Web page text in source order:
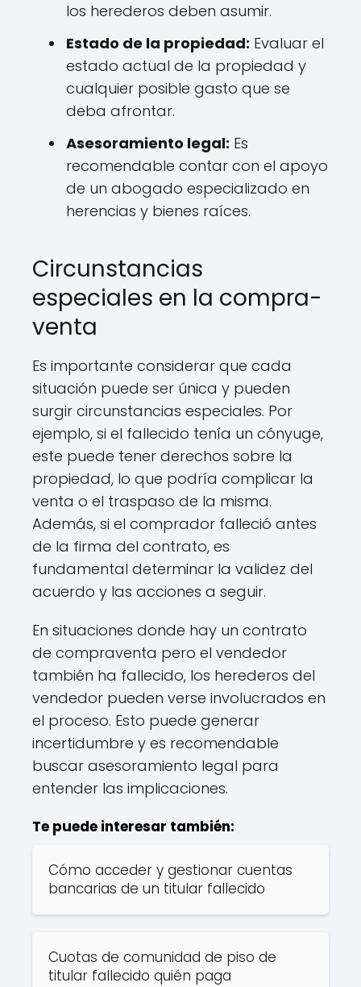
los herederos deben asumir.
Estado de la propiedad: Evaluar el
estado actual de la propiedad y
cualquier posible gasto que se
deba afrontar.
Asesoramiento legal: Es
recomendable contar con el apoyo
de un abogado especializado en
herencias y bienes raíces.
Circunstancias
especiales en la compra-
venta
Es importante considerar que cada
situación puede ser única y pueden
surgir circunstancias especiales. Por
ejemplo, si el fallecido tenía un cónyuge,
este puede tener derechos sobre la
propiedad, lo que podría complicar la
venta o el traspaso de la misma.
Además, si el comprador falleció antes
de la firma del contrato, es
fundamental determinar la validez del
acuerdo y las acciones a seguir.
En situaciones donde hay un contrato
de compraventa pero el vendedor
también ha fallecido, los herederos del
vendedor pueden verse involucrados en
el proceso. Esto puede generar
incertidumbre y es recomendable
buscar asesoramiento legal para
entender las implicaciones.
Te puede interesar también:
Cómo acceder y gestionar cuentas
bancarias de un titular fallecido
Cuotas de comunidad de piso de
titular fallecido quién paga